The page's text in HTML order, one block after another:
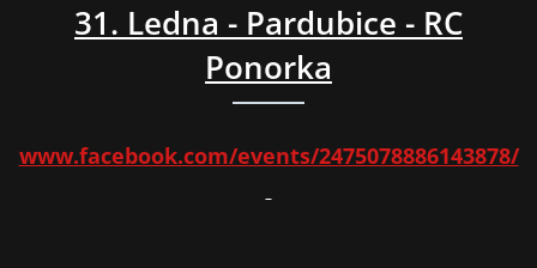
31. Ledna - Pardubice - RC
Ponorka
www.facebook.com/events/2475078886143878/